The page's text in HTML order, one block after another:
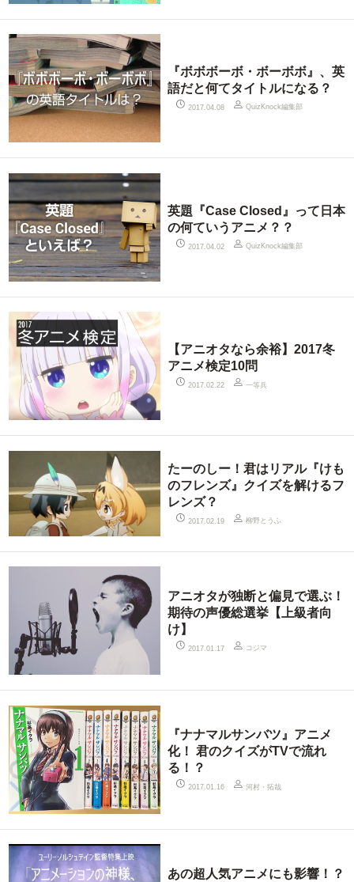
『ボボボーボ・ボーボボ』、英
語だと何てタイトルになる？
2017.04.08 QuizKnock編集部
英題『Case Closed』って日本
の何ていうアニメ？？
2017.04.02 QuizKnock編集部
【アニオタなら余裕】2017冬
アニメ検定10問
2017.02.22 一等兵
たーのしー！君はリアル『けも
のフレンズ』クイズを解けるフ
レンズ？
2017.02.19 柳野とうふ
アニオタが独断と偏見で選ぶ！
期待の声優総選挙【上級者向
け】
2017.01.17 コジマ
『ナナマルサンバツ』アニメ
化！ 君のクイズがTVで流れ
る！？
2017.01.16 河村・拓哉
あの超人気アニメにも影響！？